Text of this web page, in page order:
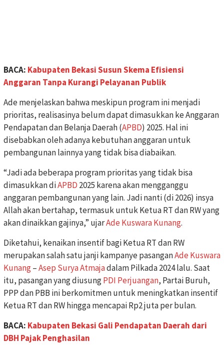
BACA: Kabupaten Bekasi Susun Skema Efisiensi
Anggaran Tanpa Kurangi Pelayanan Publik
Ade menjelaskan bahwa meskipun program ini menjadi
prioritas, realisasinya belum dapat dimasukkan ke Anggaran
Pendapatan dan Belanja Daerah (APBD) 2025. Hal ini
disebabkan oleh adanya kebutuhan anggaran untuk
pembangunan lainnya yang tidak bisa diabaikan.
“Jadi ada beberapa program prioritas yang tidak bisa
dimasukkan diAPBD 2025 karena akan mengganggu
anggaran pembangunan yang lain. Jadi nanti (di 2026) insya
Allah akan bertahap, termasuk untuk Ketua RT dan RW yang
akan dinaikkan gajinya,” ujarAde Kuswara Kunang.
Diketahui, kenaikan insentif bagi Ketua RT dan RW
merupakan salah satu janji kampanye pasanganAde Kuswara
Kunang–Asep Surya Atmajadalam Pilkada 2024 lalu. Saat
itu, pasangan yang diusungPDI Perjuangan, Partai Buruh,
PPP dan PBB ini berkomitmen untuk meningkatkan insentif
Ketua RT dan RW hingga mencapai Rp2 juta per bulan.
BACA: Kabupaten Bekasi Gali Pendapatan Daerah dari
DBH Pajak Penghasilan